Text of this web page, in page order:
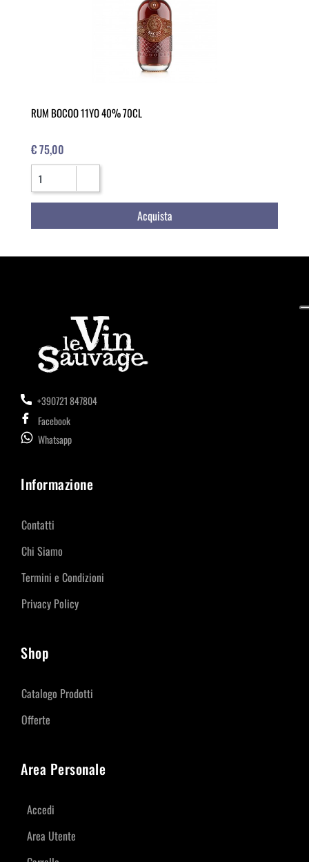
RUM BOCOO 11YO 40% 70CL
€ 75,00
Quantità
Acquista
+390721 847804
Facebook
Whatsapp
Informazione
Contatti
Chi Siamo
Termini e Condizioni
Privacy Policy
Shop
Catalogo Prodotti
Offerte
Area Personale
Accedi
Area Utente